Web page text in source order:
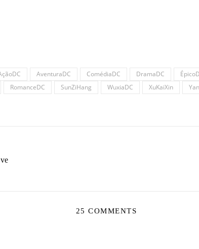
AventuraDC ComédiaDC DramaDC
RomanceDC SunZiHang WuxiaDC XuKaiXin
25 COMMENTS